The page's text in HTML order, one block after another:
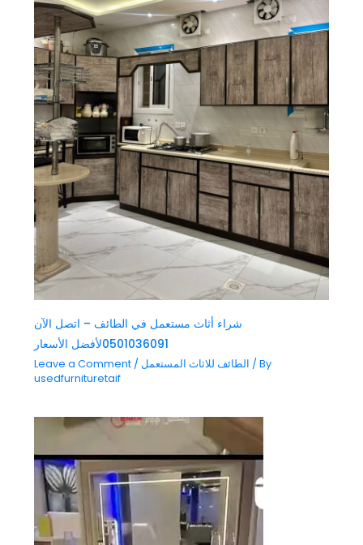
شراء أثاث مستعمل في الطائف – اتصل الآن
0501036091لأفضل الأسعار
Leave a Comment / الطائف للاثاث المستعمل / By
usedfurnituretaif